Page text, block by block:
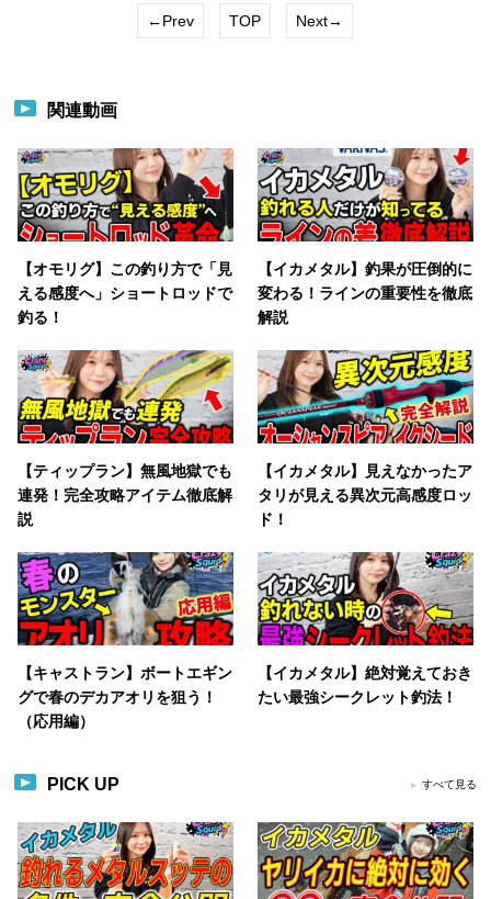
←Prev TOP Next→
関連動画
【オモリグ】この釣り方で「見
える感度へ」ショートロッドで
釣る！
【イカメタル】釣果が圧倒的に
変わる！ラインの重要性を徹底
解説
【ティップラン】無風地獄でも
連発！完全攻略アイテム徹底解
説
【イカメタル】見えなかったア
タリが見える異次元高感度ロッ
ド！
【キャストラン】ボートエギン
グで春のデカアオリを狙う！
（応用編）
【イカメタル】絶対覚えておき
たい最強シークレット釣法！
PICK UP すべて見る